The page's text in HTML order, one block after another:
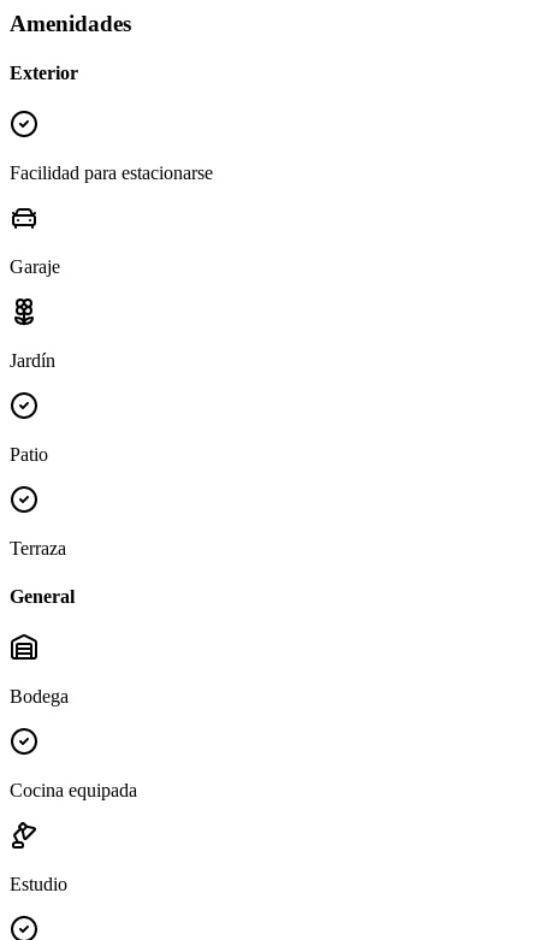
Amenidades
Exterior
Facilidad para estacionarse
Garaje
Jardín
Patio
Terraza
General
Bodega
Cocina equipada
Estudio